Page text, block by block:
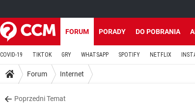
FORUM PORADY DO POBRANIA
COVID-19 TIKTOK GRY WHATSAPP SPOTIFY NETFLIX
Forum Internet
Poprzedni Temat